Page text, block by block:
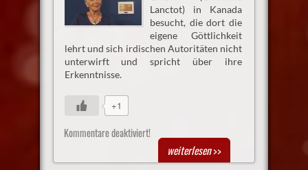
Lanctot) in Kanada
besucht, die dort die
eigene Göttlichkeit
lehrt und sich irdischen Autoritäten nicht
unterwirft und spricht über ihre
Erkenntnisse.
+1
Kommentare deaktiviert!
weiterlesen>>